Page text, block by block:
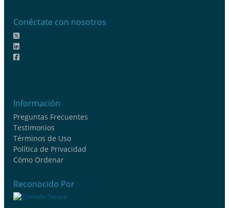
Conéctate con nosotros
Información
Preguntas Frecuentes
Testimonios
Términos de Uso
Política de Privacidad
Cómo Ordenar
Reconocido Por